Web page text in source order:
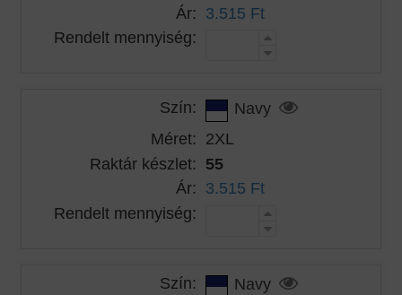
Ár: 3.515 Ft
Rendelt mennyiség:
Szín:
Navy
Méret: 2XL
Raktár készlet: 55
Ár: 3.515 Ft
Rendelt mennyiség:
Szín:
Navy